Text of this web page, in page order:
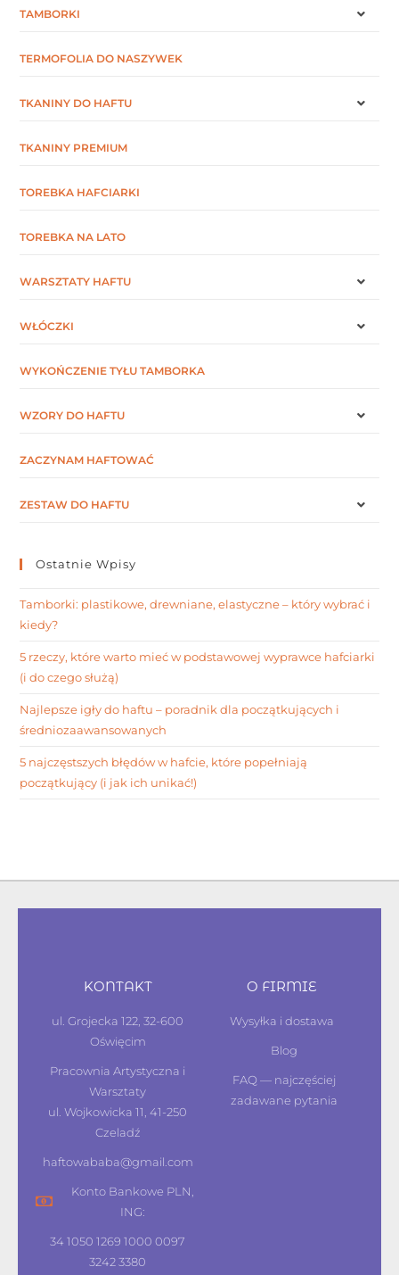
TAMBORKI
TERMOFOLIA DO NASZYWEK
TKANINY DO HAFTU
TKANINY PREMIUM
TOREBKA HAFCIARKI
TOREBKA NA LATO
WARSZTATY HAFTU
WŁÓCZKI
WYKOŃCZENIE TYŁU TAMBORKA
WZORY DO HAFTU
ZACZYNAM HAFTOWAĆ
ZESTAW DO HAFTU
Ostatnie Wpisy
Tamborki: plastikowe, drewniane, elastyczne – który wybrać i
kiedy?
5 rzeczy, które warto mieć w podstawowej wyprawce hafciarki
(i do czego służą)
Najlepsze igły do haftu – poradnik dla początkujących i
średniozaawansowanych
5 najczęstszych błędów w hafcie, które popełniają
początkujący (i jak ich unikać!)
KONTAKT
ul. Grojecka 122, 32-600
Oświęcim
Pracownia Artystyczna i
Warsztaty
ul. Wojkowicka 11, 41-250
Czeladź
haftowababa@gmail.com
Konto Bankowe PLN,
ING:
34 1050 1269 1000 0097
3242 3380
O FIRMIE
Wysyłka i dostawa
Blog
FAQ — najczęściej
zadawane pytania